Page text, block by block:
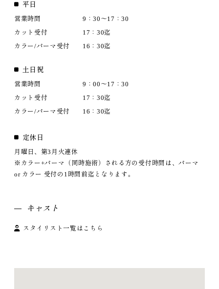
平日
営業時間
9：30～17：30
カット受付
17：30迄
カラー/パーマ受付
16：30迄
土日祝
営業時間
9：00～17：30
カット受付
17：30迄
カラー/パーマ受付
16：30迄
定休日
月曜日、第3月火連休
※カラー+パーマ（同時施術）される方の受付時間は、パーマ
or カラー 受付の1時間前迄となります。
キャスト
スタイリスト一覧はこちら